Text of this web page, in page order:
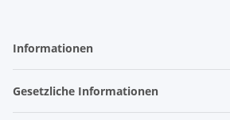
Informationen
Gesetzliche Informationen